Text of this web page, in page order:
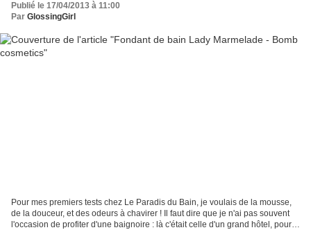
Publié le 17/04/2013 à 11:00
Par GlossingGirl
Pour mes premiers tests chez Le Paradis du Bain, je voulais de la mousse,
de la douceur, et des odeurs à chavirer ! Il faut dire que je n'ai pas souvent
l'occasion de profiter d'une baignoire : là c'était celle d'un grand hôtel, pour